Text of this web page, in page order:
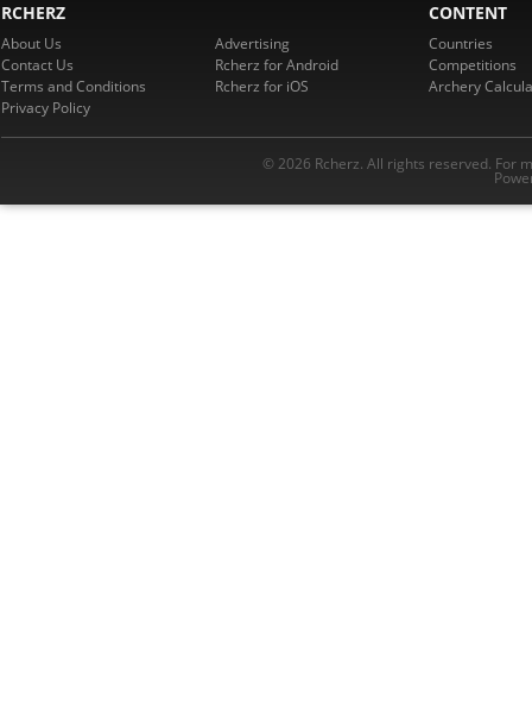
RCHERZ
About Us
Contact Us
Terms and Conditions
Privacy Policy
Advertising
Rcherz for Android
Rcherz for iOS
CONTENT
Countries
Competitions
Archery
© 2026 Rcherz. All rights reserved. For